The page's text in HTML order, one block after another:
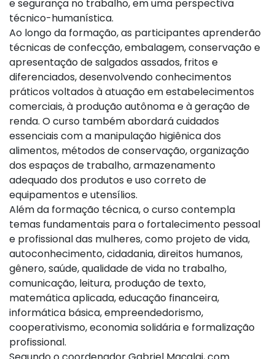
e segurança no trabalho, em uma perspectiva
técnico-humanística.
Ao longo da formação, as participantes aprenderão
técnicas de confecção, embalagem, conservação e
apresentação de salgados assados, fritos e
diferenciados, desenvolvendo conhecimentos
práticos voltados à atuação em estabelecimentos
comerciais, à produção autônoma e à geração de
renda. O curso também abordará cuidados
essenciais com a manipulação higiênica dos
alimentos, métodos de conservação, organização
dos espaços de trabalho, armazenamento
adequado dos produtos e uso correto de
equipamentos e utensílios.
Além da formação técnica, o curso contempla
temas fundamentais para o fortalecimento pessoal
e profissional das mulheres, como projeto de vida,
autoconhecimento, cidadania, direitos humanos,
gênero, saúde, qualidade de vida no trabalho,
comunicação, leitura, produção de texto,
matemática aplicada, educação financeira,
informática básica, empreendedorismo,
cooperativismo, economia solidária e formalização
profissional.